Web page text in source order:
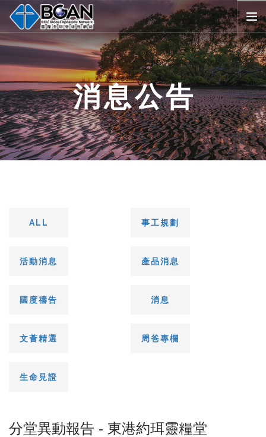
首頁
全球堂會
消息公告
影音媒體
代禱事項
資源共享
SELECT LANGUAGE
消息公告
ALL 事工規劃
活動消息 產品消息
國度禱告 消息
文薈精選 周爸專欄
生命見證
分堂異動報告 - 東港約珥靈糧堂